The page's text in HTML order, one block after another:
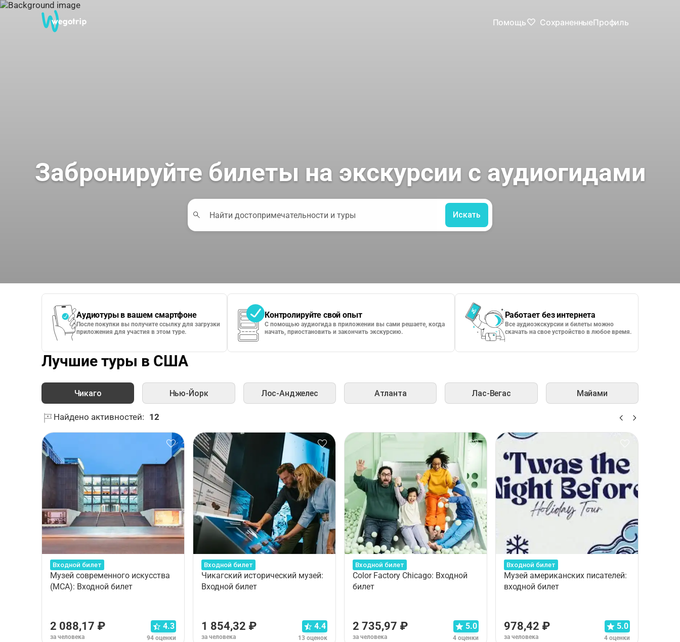
Помощь СохраненныеПрофиль
Забронируйте билеты на экскурсии с аудиогидами
Искать
Аудиотуры в вашем смартфоне
После покупки вы получите ссылку для загрузки
приложения для участия в этом туре.
Контролируйте свой опыт
С помощью аудиогида в приложении вы сами решаете, когда
начать, приостановить и закончить экскурсию.
Работает без интернета
Все аудиоэкскурсии и билеты можно
скачать на свое устройство в любое время.
Лучшие туры в США
Чикаго Нью-Йорк Лос-Анджелес Атланта Лас-Вегас Майами
Найдено активностей: 12
Входной билет
Музей современного искусства
(MCA): Входной билет
2 088,17 ₽
за человека
4.3
94 оценки
Входной билет
Чикагский исторический музей:
Входной билет
1 854,32 ₽
за человека
4.4
13 оценок
Входной билет
Color Factory Chicago: Входной
билет
2 735,97 ₽
за человека
5.0
4 оценки
Входной билет
Музей американских писателей:
входной билет
978,42 ₽
за человека
5.0
4 оценки